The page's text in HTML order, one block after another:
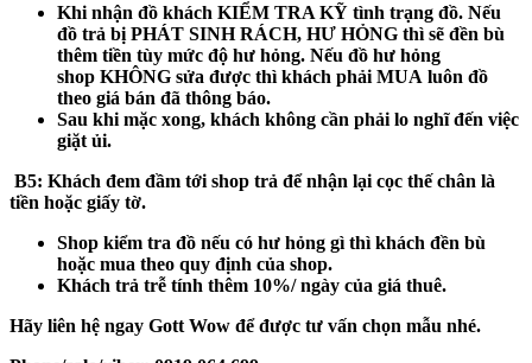
Khi nhận đồ khách KIỂM TRA KỸ tình trạng đồ. Nếu
đồ trả bị PHÁT SINH RÁCH, HƯ HỎNG thì sẽ đền bù
thêm tiền tùy mức độ hư hỏng. Nếu đồ hư hỏng
shop KHÔNG sửa được thì khách phải MUA luôn đồ
theo giá bán đã thông báo.
Sau khi mặc xong, khách không cần phải lo nghĩ đến việc
giặt ủi.
B5: Khách đem đầm tới shop trả để nhận lại cọc thế chân là
tiền hoặc giấy tờ.
Shop kiểm tra đồ nếu có hư hỏng gì thì khách đền bù
hoặc mua theo quy định của shop.
Khách trả trễ tính thêm 10%/ ngày của giá thuê.
Hãy liên hệ ngay Gott Wow để được tư vấn chọn mẫu nhé.